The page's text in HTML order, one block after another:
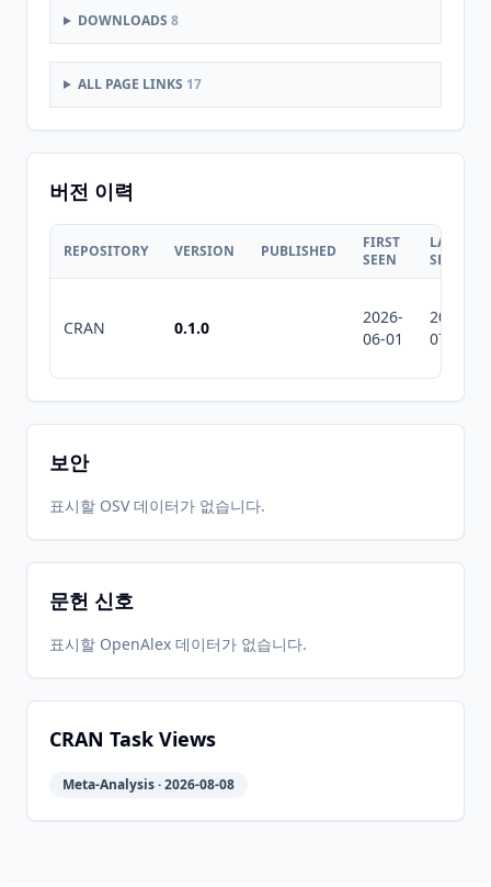
DOWNLOADS 8
ALL PAGE LINKS 17
버전 이력
REPOSITORY VERSION PUBLISHED
FIRST
SEEN
LAST
SEEN
CRAN 0.1.0
2026-
06-01
2026-
07-10
보안
표시할 OSV 데이터가 없습니다.
문헌 신호
표시할 OpenAlex 데이터가 없습니다.
CRAN Task Views
Meta-Analysis · 2026-08-08